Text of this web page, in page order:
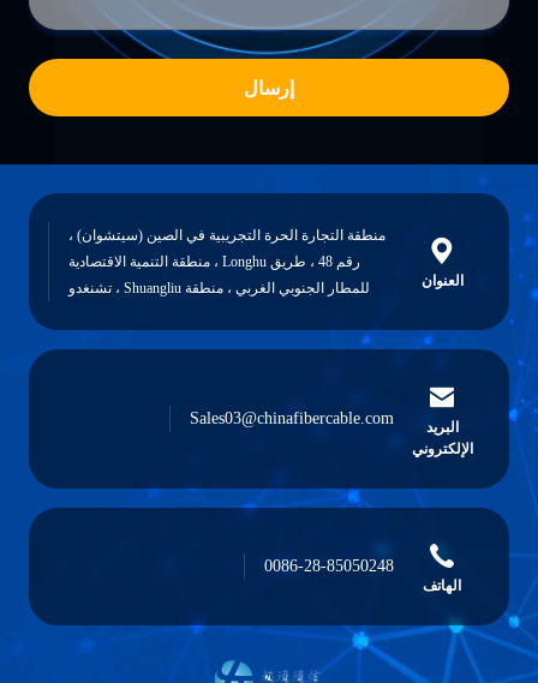
منطقة التجارة الحرة التجريبية في الصين (سيتشوان) ،
رقم 48 ، طريق Longhu ، منطقة التنمية الاقتصادية
للمطار الجنوبي الغربي ، منطقة Shuangliu ، تشنغدو
Sales03@chinafibercable.com
0086-28-85050248